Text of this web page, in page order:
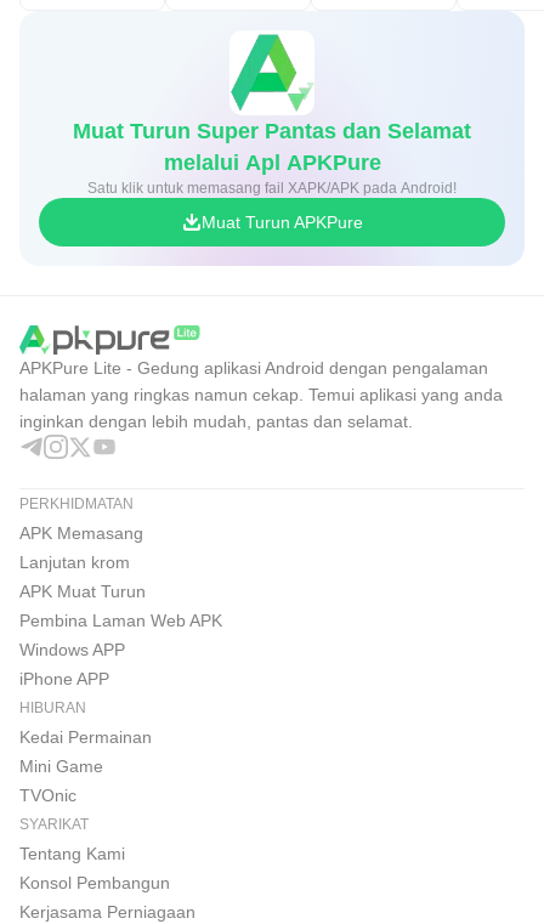
Muat Turun Super Pantas dan Selamat
melalui Apl APKPure
Satu klik untuk memasang fail XAPK/APK pada Android!
Muat Turun APKPure
APKPure Lite - Gedung aplikasi Android dengan pengalaman
halaman yang ringkas namun cekap. Temui aplikasi yang anda
inginkan dengan lebih mudah, pantas dan selamat.
PERKHIDMATAN
APK Memasang
Lanjutan krom
APK Muat Turun
Pembina Laman Web APK
Windows APP
iPhone APP
HIBURAN
Kedai Permainan
Mini Game
TVOnic
SYARIKAT
Tentang Kami
Konsol Pembangun
Kerjasama Perniagaan